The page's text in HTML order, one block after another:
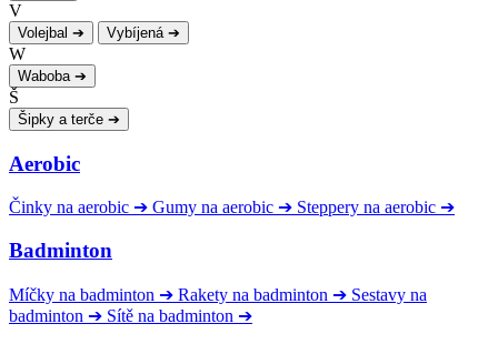
V
Volejbal ➔ Vybíjená ➔
W
Waboba ➔
Š
Šipky a terče ➔
Aerobic
Činky na aerobic ➔ Gumy na aerobic ➔ Steppery na aerobic ➔
Badminton
Míčky na badminton ➔ Rakety na badminton ➔ Sestavy na
badminton ➔ Sítě na badminton ➔